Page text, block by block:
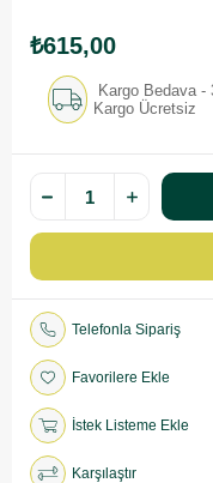
₺615,00
Kargo Bedava -
Kargo Ücretsiz
Telefonla Sipariş
Favorilere Ekle
İstek Listeme Ekle
Karşılaştır